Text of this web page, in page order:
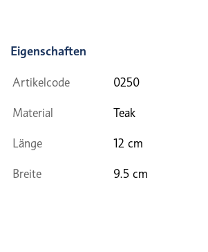
Eigenschaften
Artikelcode 0250
Material Teak
Länge 12 cm
Breite 9.5 cm